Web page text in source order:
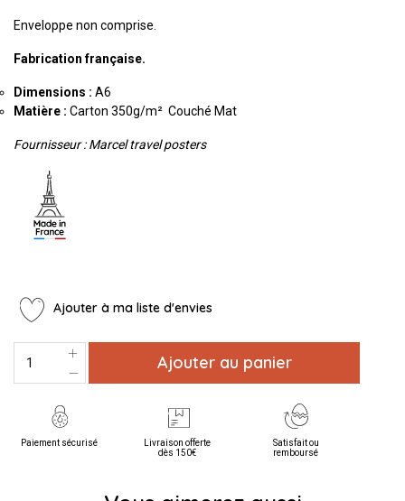
Enveloppe non comprise.
Fabrication française.
Dimensions : A6
Matière : Carton 350g/m² Couché Mat
Fournisseur : Marcel travel posters
Ajouter à ma liste d'envies
Ajouter au panier
Paiement sécurisé
Livraison offerte
dès 150€
Satisfait ou
remboursé